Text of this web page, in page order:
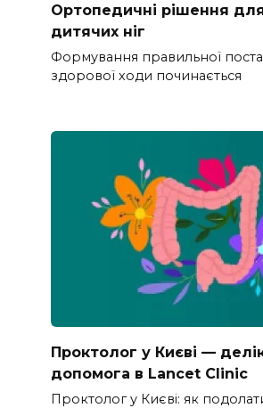
Ортопедичні рішення
дитячих ніг
Формування правильної
здорової ходи починається
Проктолог у Києві —
допомога в Lancet Clinic
Проктолог у Києві: як